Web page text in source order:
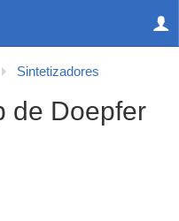
Sintetizadores
de Doepfer